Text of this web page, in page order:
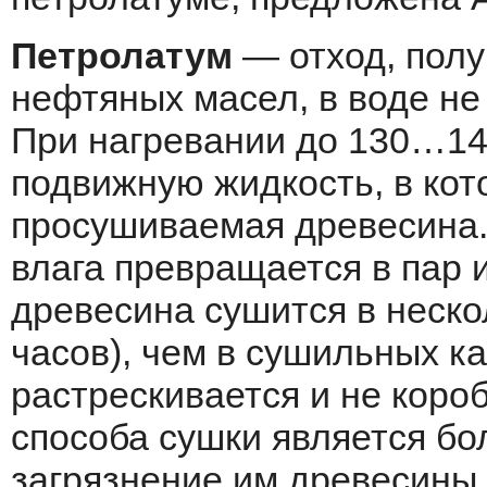
Петролатум — отход,
нефтяных масел, в воде
При нагревании до
подвижную жидкость, в
просушиваемая
влага превращается в пар
древесина сушится в
часов), чем в сушильных
растрескивается и не
способа сушки является